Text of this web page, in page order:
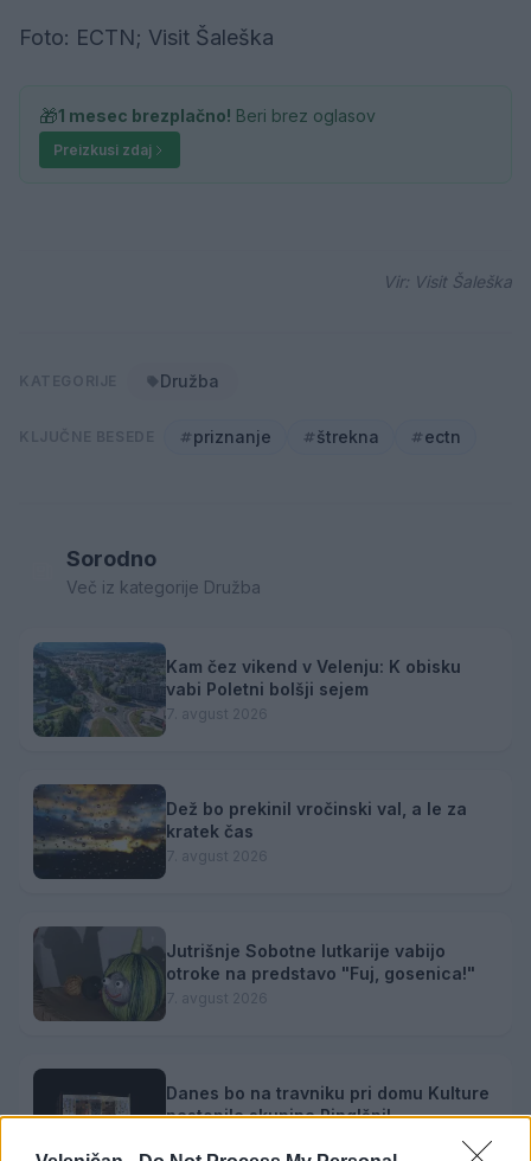
Foto: ECTN; Visit Šaleška
🎁1 mesec brezplačno! Beri brez oglasov
Preizkusi zdaj
Vir: Visit Šaleška
Družba
priznanje štrekna ectn
Sorodno
Več iz kategorije Družba
Kam čez vikend v Velenju: K obisku
vabi Poletni bolšji sejem
7. avgust 2026
Dež bo prekinil vročinski val, a le za
kratek čas
7. avgust 2026
Jutrišnje Sobotne lutkarije vabijo
otroke na predstavo "Fuj, gosenica!"
7. avgust 2026
Danes bo na travniku pri domu Kulture
nastopila skupina Ringlšpil